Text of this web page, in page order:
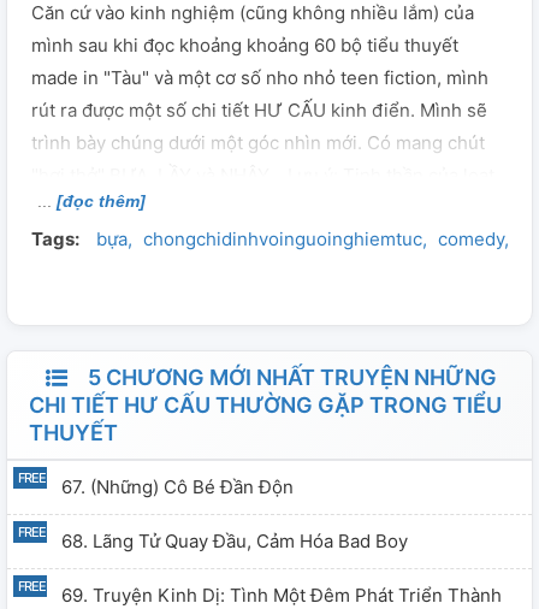
Căn cứ vào kinh nghiệm (cũng không nhiều lắm) của
mình sau khi đọc khoảng khoảng 60 bộ tiểu thuyết
made in "Tàu" và một cơ số nho nhỏ teen fiction, mình
rút ra được một số chi tiết HƯ CẤU kinh điển. Mình sẽ
trình bày chúng dưới một góc nhìn mới. Có mang chút
bài này là "nêu ra sự trùng lặp" chứ mình không khẳng
định truyện không nên nhắc đến những tình tiết đó.
cư xử có học. Cảm ơn.
[đọc thêm]
Tags: bựa chongchidinhvoinguoinghiemtuc comedy
5 CHƯƠNG MỚI NHẤT TRUYỆN NHỮNG
CHI TIẾT HƯ CẤU THƯỜNG GẶP TRONG TIỂU
THUYẾT
67. (Những) Cô Bé Đần Độn
68. Lãng Tử Quay Đầu, Cảm Hóa Bad Boy
69. Truyện Kinh Dị: Tình Một Đêm Phát Triển Thành